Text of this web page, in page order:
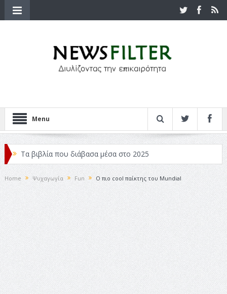
Menu
Τα βιβλία που διάβασα μέσα στο 2025
Κριτικές ταινιών: Ο Ντι Κάπριο και ο Λάνθιμος
Σχεδιασμός που «Μιλάει» Χωρίς Λέξεις
Σπιρτόκουτο: η απόλυτη αντισυμβατική καλοκαιρινή
ταινία
Το Top 5 της εβδομάδας #517
Το νουάρ στον ελληνικό κινηματογράφο
Η Φροντίδα Έχει Πολλές Μορφές: Κι Όλες Σε Αφορούν
Home Ψυχαγωγία Fun Ο πιο cool παίκτης του Mundial